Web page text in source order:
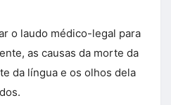
o laudo médico-legal para
as causas da morte da
da língua e os olhos dela